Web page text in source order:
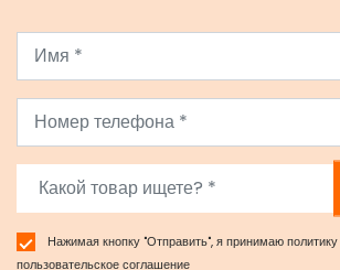
Нажимая кнопку "Отправить", я принимаю
пользовательское соглашение